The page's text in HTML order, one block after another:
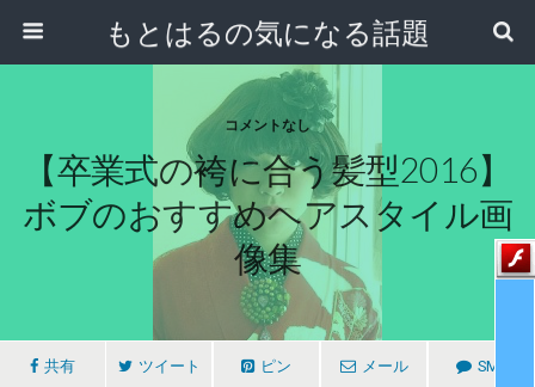
もとはるの気になる話題
コメントなし
【卒業式の袴に合う髪型2016】
ボブのおすすめヘアスタイル画
像集
共有 ツイート ピン メール SMS